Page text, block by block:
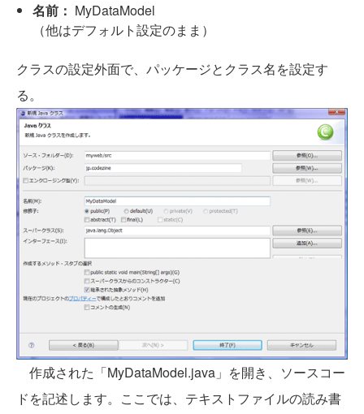
名前： MyDataModel
（他はデフォルト設定のまま）
クラスの設定外面で、パッケージとクラス名を設定す
る。
作成された「MyDataModel.java」を開き、ソースコー
ドを記述します。ここでは、テキストファイルの読み書